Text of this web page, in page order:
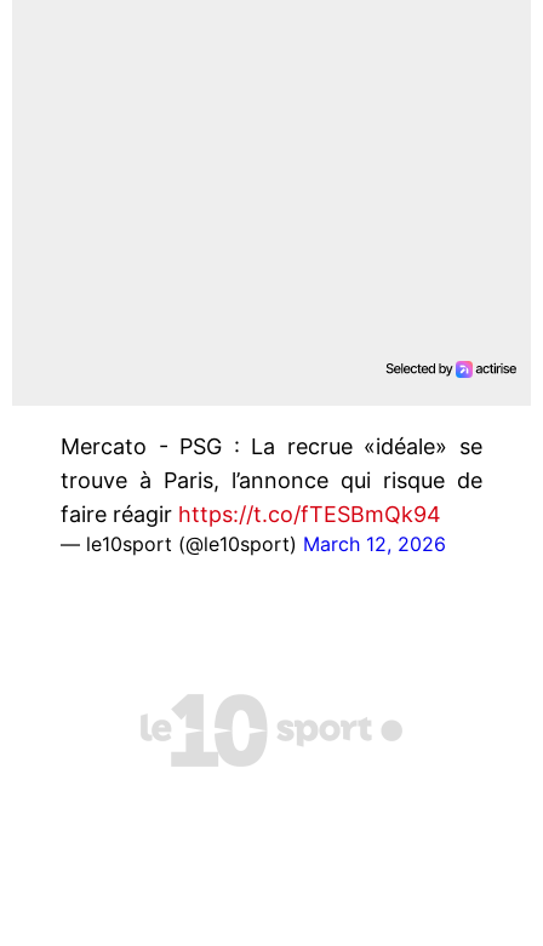
Mercato - PSG : La recrue «idéale» se
trouve à Paris, l’annonce qui risque de
faire réagir https://t.co/fTESBmQk94
— le10sport (@le10sport) March 12, 2026